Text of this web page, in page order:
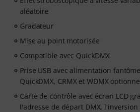
aléatoire
Gradateur
Mise au point motorisée
Compatible avec QuickDMX
Prise USB avec alimentation
QuickDMX, CRMX et WDMX
Carte de contrôle avec écran LCD
l'adresse de départ DMX, l'inversion